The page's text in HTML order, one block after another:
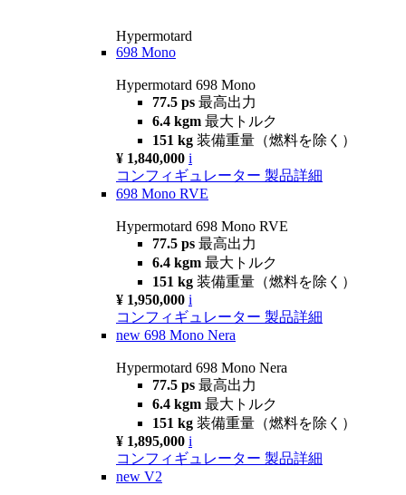
Hypermotard
698 Mono
Hypermotard 698 Mono
77.5 ps 最高出力
6.4 kgm 最大トルク
151 kg 装備重量（燃料を除く）
¥ 1,840,000 i
コンフィギュレーター 製品詳細
698 Mono RVE
Hypermotard 698 Mono RVE
77.5 ps 最高出力
6.4 kgm 最大トルク
151 kg 装備重量（燃料を除く）
¥ 1,950,000 i
コンフィギュレーター 製品詳細
new 698 Mono Nera
Hypermotard 698 Mono Nera
77.5 ps 最高出力
6.4 kgm 最大トルク
151 kg 装備重量（燃料を除く）
¥ 1,895,000 i
コンフィギュレーター 製品詳細
new V2